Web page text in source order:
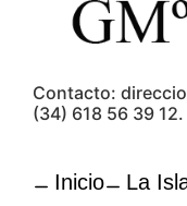
Contacto:
(34) 618 56 39 12.
Inicio La